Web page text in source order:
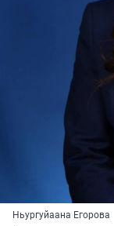
Ньургуйаана Егорова